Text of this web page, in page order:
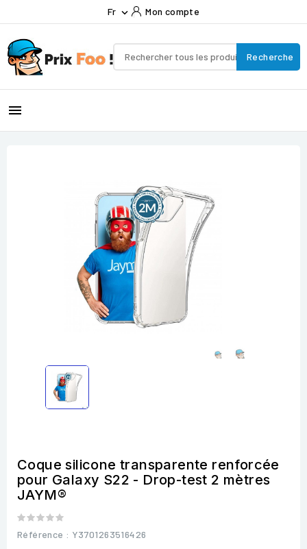
Fr  Mon compte
Recherche

Coque silicone transparente renforcée
pour Galaxy S22 - Drop-test 2 mètres
JAYM®
Référence : Y3701263516426